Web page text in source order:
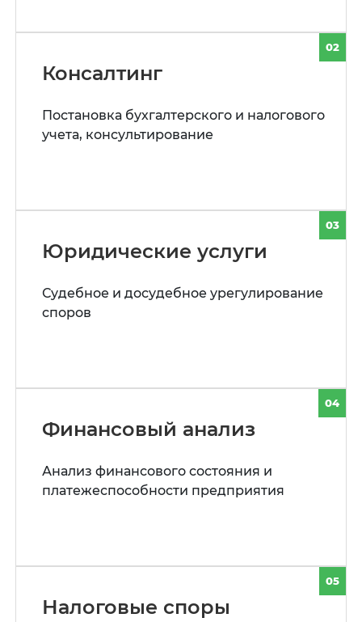
02
Консалтинг
Постановка бухгалтерского и налогового
учета, консультирование
03
Юридические услуги
Судебное и досудебное урегулирование
споров
04
Финансовый анализ
Анализ финансового состояния и
платежеспособности предприятия
05
Налоговые споры